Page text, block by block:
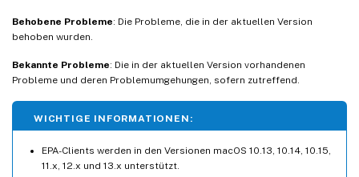
Behobene Probleme: Die Probleme, die in der aktuellen Version
behoben wurden.
Bekannte Probleme: Die in der aktuellen Version vorhandenen
Probleme und deren Problemumgehungen, sofern zutreffend.
WICHTIGE INFORMATIONEN:
EPA-Clients werden in den Versionen macOS 10.13, 10.14, 10.15,
11.x, 12.x und 13.x unterstützt.
V23.05.1 (04. Mai 2023)
V23.04.1 (04. April 2023)
V22.12.2 (27. Feb. 2023)
V22.11.1 (29. Nov. 2022)